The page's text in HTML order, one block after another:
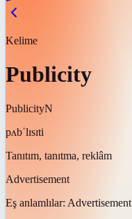
Kelime
Publicity
PublicityN
pʌbˈlɪsɪti
Tanıtım, tanıtma, reklâm
Advertisement
Eş anlamlılar: Advertisement